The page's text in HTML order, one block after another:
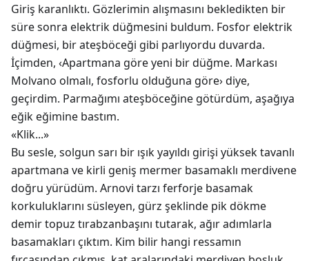
Giriş karanlıktı. Gözlerimin alışmasını bekledikten bir
süre sonra elektrik düğmesini buldum. Fosfor elektrik
düğmesi, bir ateşböceği gibi parlıyordu duvarda.
İçimden, ‹Apartmana göre yeni bir düğme. Markası
Molvano olmalı, fosforlu olduğuna göre› diye,
geçirdim. Parmağımı ateşböceğine götürdüm, aşağıya
eğik eğimine bastım.
«Klik...»
Bu sesle, solgun sarı bir ışık yayıldı girişi yüksek tavanlı
apartmana ve kirli geniş mermer basamaklı merdivene
doğru yürüdüm. Arnovi tarzı ferforje basamak
korkuluklarını süsleyen, gürz şeklinde pik dökme
demir topuz tırabzanbaşını tutarak, ağır adımlarla
basamakları çıktım. Kim bilir hangi ressamın